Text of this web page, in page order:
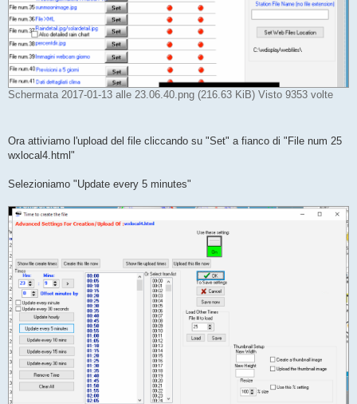
Schermata 2017-01-13 alle 23.06.40.png (216.63 KiB) Visto 9353 volte
Ora attiviamo l'upload del file cliccando su "Set" a fianco di "File num 25
wxlocal4.html"
Selezioniamo "Update every 5 minutes"